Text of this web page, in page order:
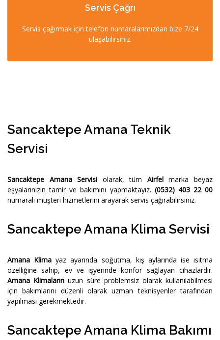
Servis Çağrı
Servis çağırmak için telefon numaralarımızdan bize 7/24
ulaşabilirsiniz.
0212 358 57 57
0532 403 22 00 (7/24)
Sancaktepe Amana Teknik
Servisi
Sancaktepe Amana Servisi olarak, tüm Airfelmarka beyaz
eşyalarınızın tamir ve bakımını yapmaktayız. (0532) 403 22 00
numaralı müşteri hizmetlerini arayarak servis çağırabilirsiniz.
Sancaktepe Amana Klima Servisi
Amana Klima yaz ayarında soğutma, kış aylarında ise ısıtma
özelliğine sahip, ev ve işyerinde konfor sağlayan cihazlardır.
Amana Klimaların uzun süre problemsiz olarak kullanılabilmesi
için bakımlarını düzenli olarak uzman teknisyenler tarafından
yapılması gerekmektedir.
Sancaktepe Amana Klima Bakımı